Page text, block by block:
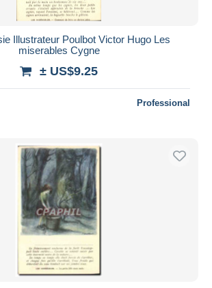
Illustrateur Poulbot Victor Hugo Les
miserables Cygne
± US$9.25
Professional